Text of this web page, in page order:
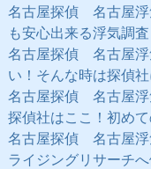
名古屋探偵 名古屋
も安心出来る浮気調査
名古屋探偵 名古屋
い！そんな時は探偵
名古屋探偵 名古屋
探偵社はここ！初め
名古屋探偵 名古屋
ライジングリサーチ